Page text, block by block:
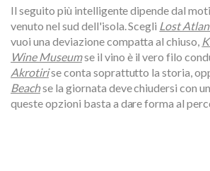
Il seguito più intelligente dipende dal
venuto nel sud dell'isola. Scegli Lost
vuoi una deviazione compatta al chiuso,
Wine Museumse il vino è il vero filo
Akrotirise conta soprattutto la storia,
Beachse la giornata deve chiudersi con
queste opzioni basta a dare forma al